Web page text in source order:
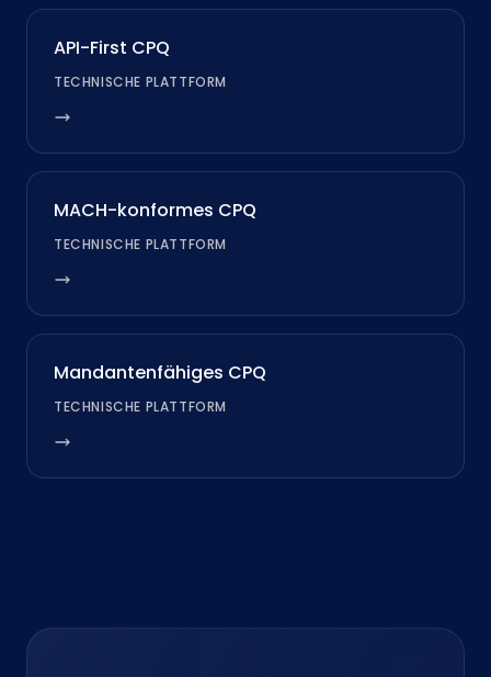
API-First CPQ
TECHNISCHE PLATTFORM
MACH-konformes CPQ
TECHNISCHE PLATTFORM
Mandantenfähiges CPQ
TECHNISCHE PLATTFORM